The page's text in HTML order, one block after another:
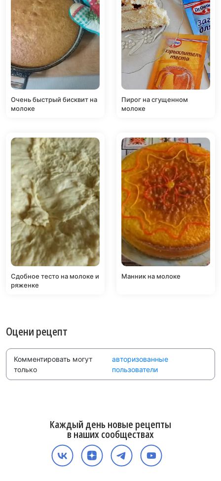
Очень быстрый бисквит на
молоке
Пирог на сгущенном
молоке
Сдобное тесто на молоке и
ряженке
Манник на молоке
Оцени рецепт
Комментировать могут
только
авторизованные
пользователи
Каждый день новые рецепты
в наших сообществах